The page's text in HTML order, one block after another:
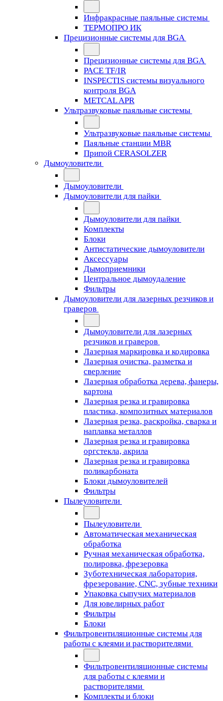
Инфракрасные паяльные системы
ТЕРМОПРО ИК
Прецизионные системы для BGA
Прецизионные системы для BGA
PACE TF/IR
INSPECTIS системы визуального
контроля BGA
METCAL APR
Ультразвуковые паяльные системы
Ультразвуковые паяльные системы
Паяльные станции MBR
Припой CERASOLZER
Дымоуловители
Дымоуловители
Дымоуловители для пайки
Дымоуловители для пайки
Комплекты
Блоки
Антистатические дымоуловители
Аксессуары
Дымоприемники
Центральное дымоудаление
Фильтры
Дымоуловители для лазерных резчиков и
граверов
Дымоуловители для лазерных
резчиков и граверов
Лазерная маркировка и кодировка
Лазерная очистка, разметка и
сверление
Лазерная обработка дерева, фанеры,
картона
Лазерная резка и гравировка
пластика, композитных материалов
Лазерная резка, раскройка, сварка и
наплавка металлов
Лазерная резка и гравировка
оргстекла, акрила
Лазерная резка и гравировка
поликарбоната
Блоки дымоуловителей
Фильтры
Пылеуловители
Пылеуловители
Автоматическая механическая
обработка
Ручная механическая обработка,
полировка, фрезеровка
Зуботехническая лаборатория,
фрезерование, CNC, зубные техники
Упаковка сыпучих материалов
Для ювелирных работ
Фильтры
Блоки
Фильтровентиляционные системы для
работы с клеями и растворителями
Фильтровентиляционные системы
для работы с клеями и
растворителями
Комплекты и блоки